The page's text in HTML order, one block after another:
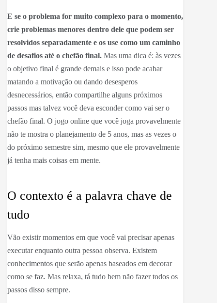
E se o problema for muito complexo para o momento,
crie problemas menores dentro dele que podem ser
resolvidos separadamente e os use como um caminho
de desafios até o chefão final. Mas uma dica é: às vezes
o objetivo final é grande demais e isso pode acabar
matando a motivação ou dando desesperos
desnecessários, então compartilhe alguns próximos
passos mas talvez você deva esconder como vai ser o
chefão final. O jogo online que você joga provavelmente
não te mostra o planejamento de 5 anos, mas as vezes o
do próximo semestre sim, mesmo que ele provavelmente
já tenha mais coisas em mente.
O contexto é a palavra chave de
tudo
Vão existir momentos em que você vai precisar apenas
executar enquanto outra pessoa observa. Existem
conhecimentos que serão apenas baseados em decorar
como se faz. Mas relaxa, tá tudo bem não fazer todos os
passos disso sempre.